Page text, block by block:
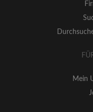
Mein